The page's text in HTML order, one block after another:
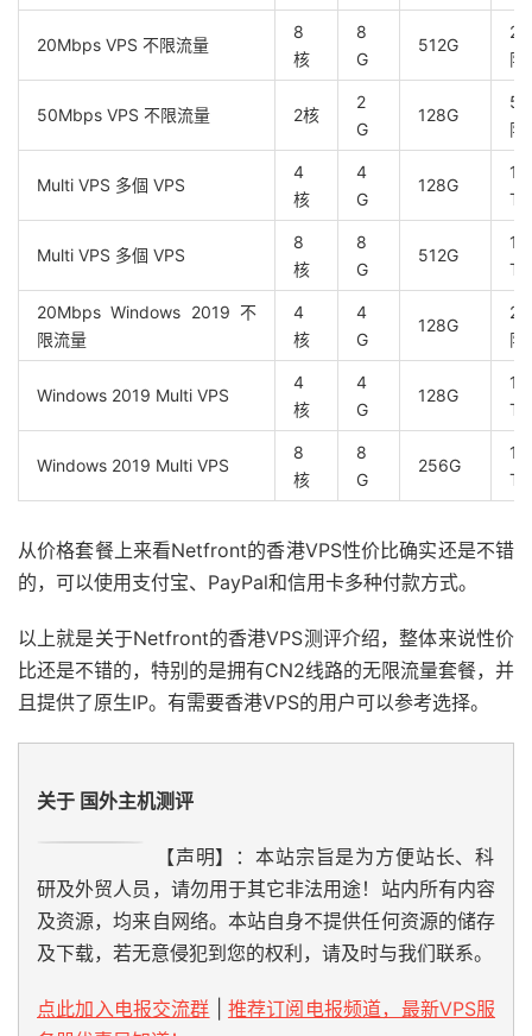
20Mbps VPS 不限流量
8
核
8
G
512G
限
50Mbps VPS 不限流量 2核
2
G
128G
限
Multi VPS 多個 VPS
4
核
4
G
128G
TB
Multi VPS 多個 VPS
8
核
8
G
512G
TB
20Mbps Windows 2019 不
限流量
4
核
4
G
128G
限
Windows 2019 Multi VPS
4
核
4
G
128G
TB
Windows 2019 Multi VPS
8
核
8
G
256G
TB
从价格套餐上来看Netfront的香港VPS性价比确实还是不错
的，可以使用支付宝、PayPal和信用卡多种付款方式。
以上就是关于Netfront的香港VPS测评介绍，整体来说性价
比还是不错的，特别的是拥有CN2线路的无限流量套餐，并
且提供了原生IP。有需要香港VPS的用户可以参考选择。
关于 国外主机测评
【声明】：本站宗旨是为方便站长、科
研及外贸人员，请勿用于其它非法用途！站内所有内容
及资源，均来自网络。本站自身不提供任何资源的储存
及下载，若无意侵犯到您的权利，请及时与我们联系。
点此加入电报交流群
推荐订阅电报频道，最新VPS服